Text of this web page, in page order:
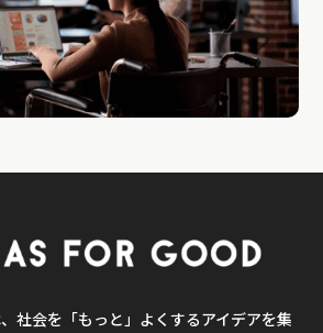
社会を「もっと」よくするアイデアを集